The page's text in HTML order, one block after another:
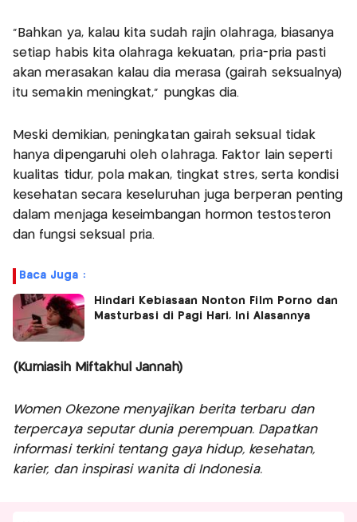
“Bahkan ya, kalau kita sudah rajin olahraga, biasanya
setiap habis kita olahraga kekuatan, pria-pria pasti
akan merasakan kalau dia merasa (gairah seksualnya)
itu semakin meningkat,” pungkas dia.
Meski demikian, peningkatan gairah seksual tidak
hanya dipengaruhi oleh olahraga. Faktor lain seperti
kualitas tidur, pola makan, tingkat stres, serta kondisi
kesehatan secara keseluruhan juga berperan penting
dalam menjaga keseimbangan hormon testosteron
dan fungsi seksual pria.
Baca Juga :
Hindari Kebiasaan Nonton Film Porno dan
Masturbasi di Pagi Hari, Ini Alasannya
(Kurniasih Miftakhul Jannah)
Women Okezone menyajikan berita terbaru dan
terpercaya seputar dunia perempuan. Dapatkan
informasi terkini tentang gaya hidup, kesehatan,
karier, dan inspirasi wanita di Indonesia.